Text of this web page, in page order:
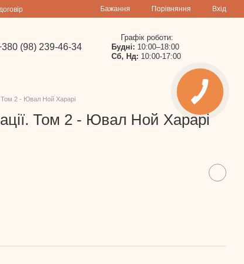
Бажання Порівняння Вхід
(98) 239-46-34
Графік роботи:
Будні: 10:00–18:00
Сб, Нд: 10:00-17:00
Том 2 - Ювал Ной Харарі
Том 2 - Ювал Ной Харарі